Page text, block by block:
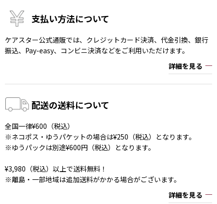
支払い方法について
ケアスター公式通販では、クレジットカード決済、代金引換、銀行
振込、Pay-easy、コンビニ決済などをご利用いただけます。
詳細を見る
配送の送料について
全国一律¥600（税込）
※ネコポス・ゆうパケットの場合は¥250（税込）となります。
※ゆうパックは別途¥600円（税込）となります。
¥3,980（税込）以上で送料無料！
※離島・一部地域は追加送料がかかる場合がございます。
詳細を見る